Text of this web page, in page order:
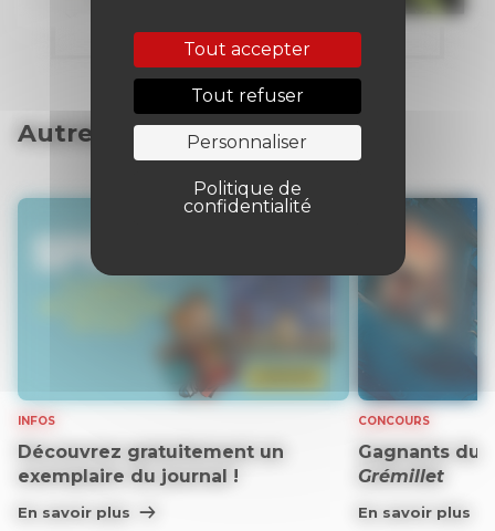
Tout accepter
Tout refuser
Personnaliser
Politique de
confidentialité
Autres articles
INFOS
Découvrez gratuitement un
exemplaire du journal !
En savoir plus
CONCOURS
Gagnants du
Grémillet
En savoir plus